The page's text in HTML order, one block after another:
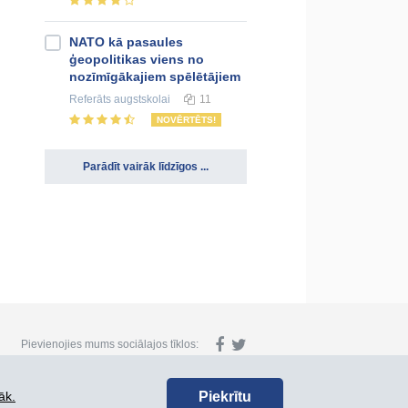
NATO kā pasaules
ģeopolitikas viens no
nozīmīgākajiem spēlētājiem
Referāts augstskolai 11
NOVĒRTĒTS!
Parādīt vairāk līdzīgos ...
Pievienojies mums sociālajos tīklos:
Piekrītu